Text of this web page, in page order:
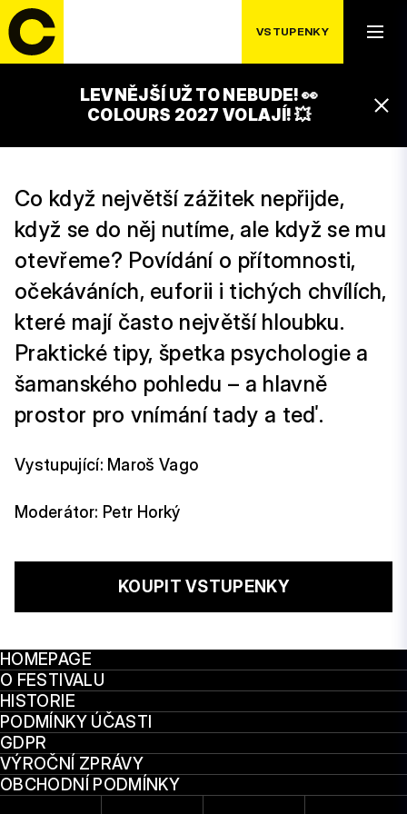
VSTUPENKY
LEVNĚJŠÍ UŽ TO NEBUDE! 👀
COLOURS 2027 VOLAJÍ! 💥
SOBOTA 19. 7.
JAK SE UVOLNIT DO
PROUDU VĚDOMÍ
18:30 – 19:30
Co když největší zážitek nepřijde,
když se do něj nutíme, ale když se mu
otevřeme? Povídání o přítomnosti,
očekáváních, euforii i tichých chvílích,
které mají často největší hloubku.
Praktické tipy, špetka psychologie a
šamanského pohledu – a hlavně
prostor pro vnímání tady a teď.
Vystupující: Maroš Vago
Moderátor: Petr Horký
KOUPIT VSTUPENKY
HOMEPAGE
O FESTIVALU
HISTORIE
PODMÍNKY ÚČASTI
GDPR
VÝROČNÍ ZPRÁVY
OBCHODNÍ PODMÍNKY